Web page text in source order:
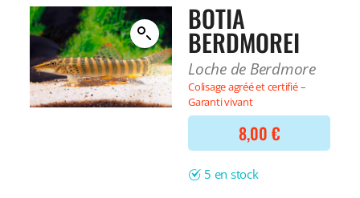
BONNES AFFAIRES
Voir tout
DERNIERS ARRIVAGES
Voir tout
Filtre interne
Voir tout
NOURRITURE
Nourriture Lyophilisée
Nourriture sèche
Nourriture vivante
Voir tout
BOTIA
BERDMOREI
Loche de Berdmore
Colisage agréé et certifié –
Garanti vivant
8,00 €
5 en stock